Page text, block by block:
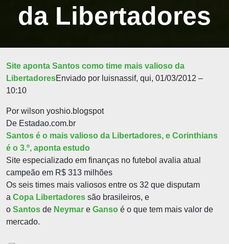
da Libertadores
Site aponta Santos como time mais valioso da
LibertadoresEnviado por luisnassif, qui, 01/03/2012 –
10:10
Por wilson yoshio.blogspot
De Estadao.com.br
Santos é o mais valioso da Libertadores, e Corinthians
é o 3.º, aponta estudo
Site especializado em finanças no futebol avalia atual
campeão em R$ 313 milhões
Os seis times mais valiosos entre os 32 que disputam
a Copa Libertadores são brasileiros, e
o Santos de Neymar e Ganso é o que tem mais valor de
mercado.